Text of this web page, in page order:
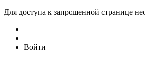
Для доступа к запрошенной странице
Войти